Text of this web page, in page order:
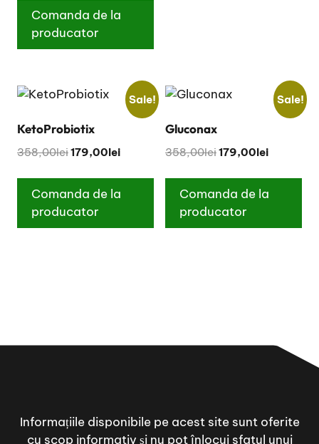
was:
378,00lei.
Comanda de la
producator
Sale!
KetoProbiotix
358,00leiOriginal
was:
358,00lei.
179,00leiCurrent
Comanda de la
producator
Sale!
Gluconax
358,00leiOriginal
was:
358,00lei.
179,00leiCurrent
Comanda de la
producator
Informațiile disponibile pe acest site sunt oferite
cu scop informativ și nu pot înlocui sfatul unui